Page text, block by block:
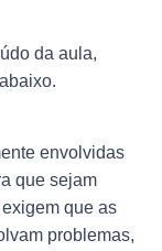
da aula,
envolvidas
que sejam
que as
problemas,